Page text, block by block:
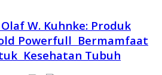
W. Kuhnke: Produk
Powerfull Bermamfaat
Kesehatan Tubuh